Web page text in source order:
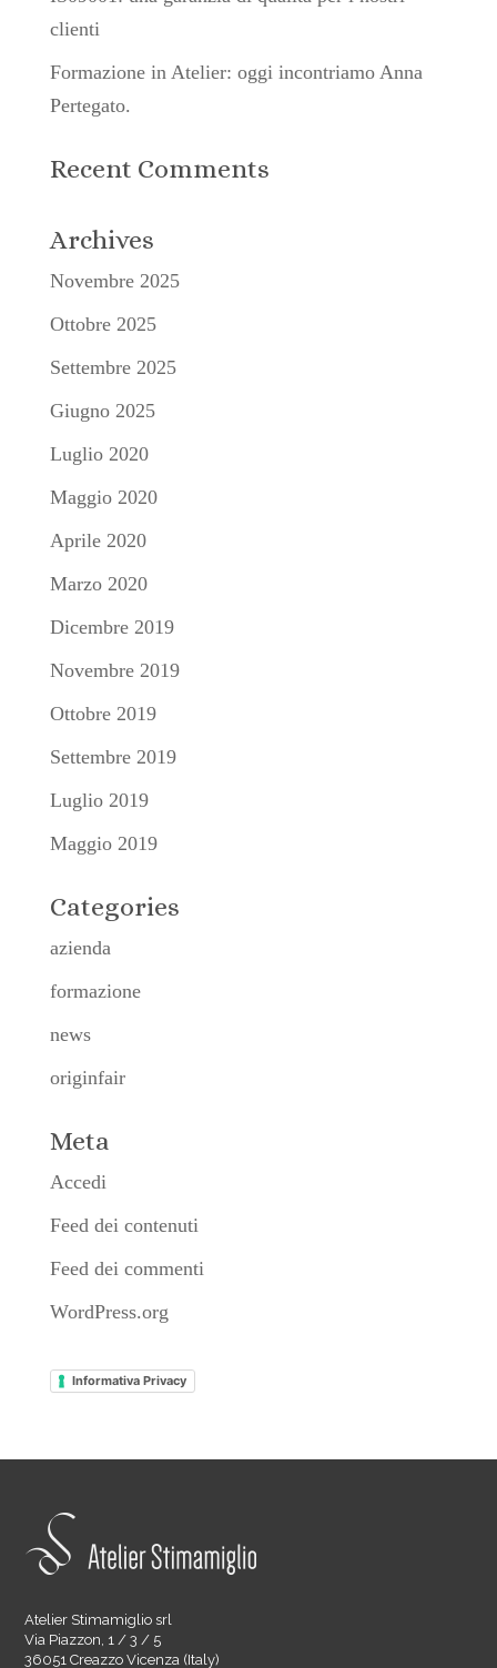
clienti
Formazione in Atelier: oggi incontriamo Anna
Pertegato.
Recent Comments
Archives
Novembre 2025
Ottobre 2025
Settembre 2025
Giugno 2025
Luglio 2020
Maggio 2020
Aprile 2020
Marzo 2020
Dicembre 2019
Novembre 2019
Ottobre 2019
Settembre 2019
Luglio 2019
Maggio 2019
Categories
azienda
formazione
news
originfair
Meta
Accedi
Feed dei contenuti
Feed dei commenti
WordPress.org
Informativa Privacy
Atelier Stimamiglio srl
Via Piazzon, 1 / 3 / 5
36051 Creazzo Vicenza (Italy)